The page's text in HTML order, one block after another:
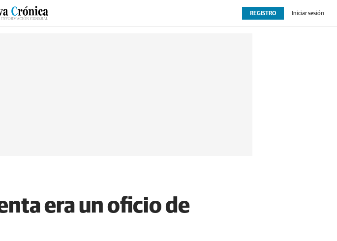
ESPECIALES DEPORTES OPINIÓN EXTRAS
REGISTRO Iniciar sesión
era un oficio de